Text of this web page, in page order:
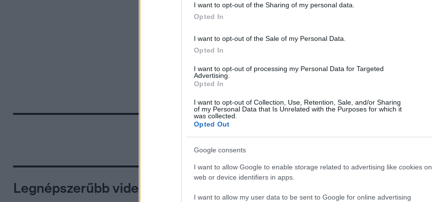
I want to opt-out of the Sharing of my personal data.
Opted In
I want to opt-out of the Sale of my Personal Data.
Opted In
I want to opt-out of processing my Personal Data for Targeted
Advertising.
Opted In
I want to opt-out of Collection, Use, Retention, Sale, and/or Sharing
of my Personal Data that Is Unrelated with the Purposes for which it
was collected.
Opted Out
Google consents
I want to allow Google to enable storage related to advertising like cookies on
web or device identifiers in apps.
I want to allow my user data to be sent to Google for online advertising
Legnépszerűbb videók